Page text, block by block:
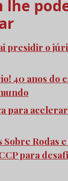
lhe
presidir o
40 anos do
para
Rodas
para